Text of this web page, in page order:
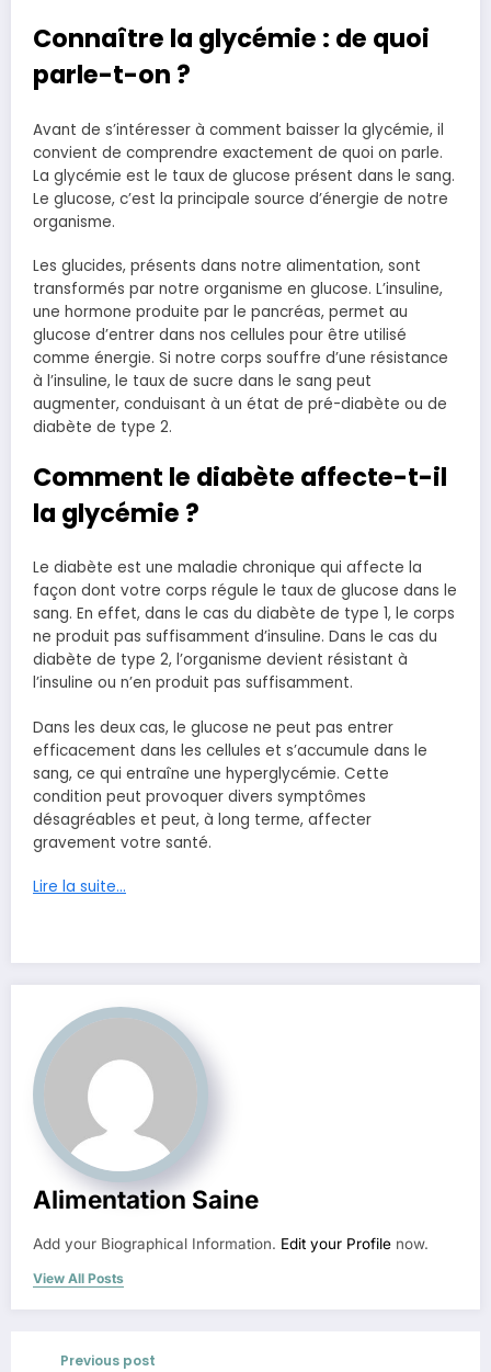
Connaître la glycémie : de quoi
parle-t-on ?
Avant de s’intéresser à comment baisser la glycémie, il
convient de comprendre exactement de quoi on parle.
La glycémie est le taux de glucose présent dans le sang.
Le glucose, c’est la principale source d’énergie de notre
organisme.
Les glucides, présents dans notre alimentation, sont
transformés par notre organisme en glucose. L’insuline,
une hormone produite par le pancréas, permet au
glucose d’entrer dans nos cellules pour être utilisé
comme énergie. Si notre corps souffre d’une résistance
à l’insuline, le taux de sucre dans le sang peut
augmenter, conduisant à un état de pré-diabète ou de
diabète de type 2.
Comment le diabète affecte-t-il
la glycémie ?
Le diabète est une maladie chronique qui affecte la
façon dont votre corps régule le taux de glucose dans le
sang. En effet, dans le cas du diabète de type 1, le corps
ne produit pas suffisamment d’insuline. Dans le cas du
diabète de type 2, l’organisme devient résistant à
l’insuline ou n’en produit pas suffisamment.
Dans les deux cas, le glucose ne peut pas entrer
efficacement dans les cellules et s’accumule dans le
sang, ce qui entraîne une hyperglycémie. Cette
condition peut provoquer divers symptômes
désagréables et peut, à long terme, affecter
gravement votre santé.
Lire la suite…
Alimentation Saine
Add your Biographical Information. Edit your Profile now.
View All Posts
Previous post